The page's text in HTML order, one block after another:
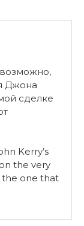
Джона
сделке
Kerry’s
the very
the one that